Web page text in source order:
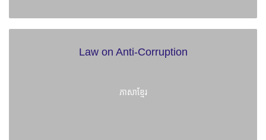
Law on Anti-Corruption
ភាសាខ្មែរ